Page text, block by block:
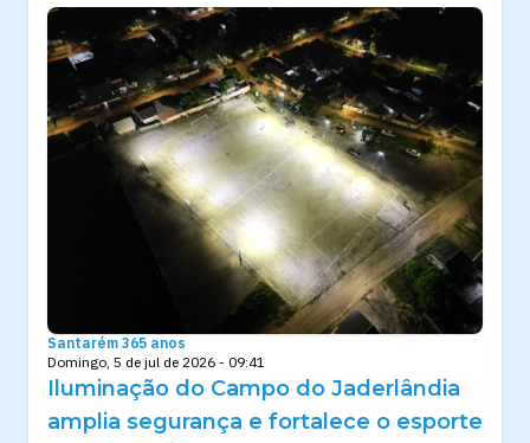
Santarém 365 anos
Domingo, 5 de jul de 2026 - 09:41
Iluminação do Campo do Jaderlândia
amplia segurança e fortalece o esporte